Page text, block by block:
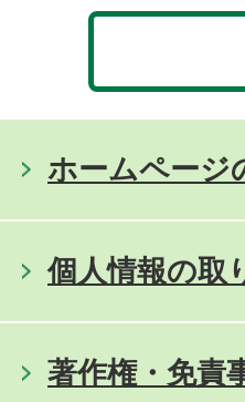
ホームページ
個人情報の取
著作権・免責